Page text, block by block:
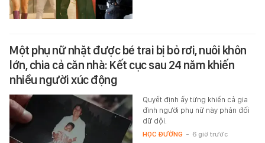
Một phụ nữ nhặt được bé trai bị bỏ rơi, nuôi khôn
lớn, chia cả căn nhà: Kết cục sau 24 năm khiến
nhiều người xúc động
Quyết định ấy từng khiến cả gia
đình người phụ nữ này phản đối
dữ dội.
HỌC ĐƯỜNG - 6 giờ trước